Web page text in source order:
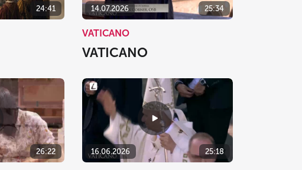
24:41 14.07.2026 25:34
VATICANO
VATICANO
26:22 16.06.2026 25:18